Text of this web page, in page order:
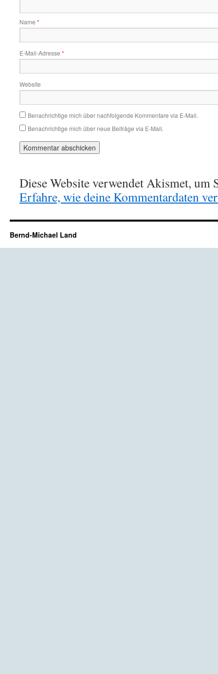
Name *
E-Mail-Adresse *
Website
Benachrichtige mich über nachfolgende Kommentare via E-Mail.
Benachrichtige mich über neue Beiträge via E-Mail.
Diese Website verwendet Akismet, um
Erfahre, wie deine Kommentardaten
Bernd-Michael Land